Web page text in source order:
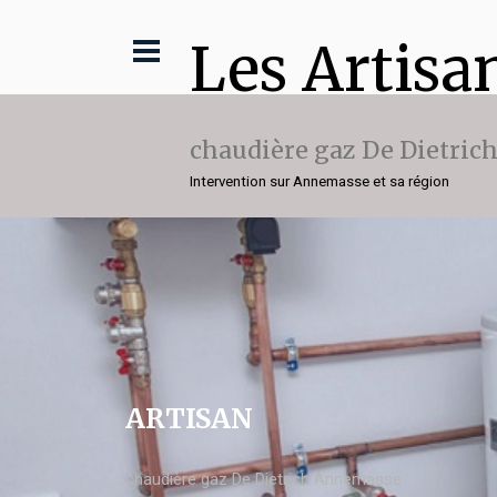
Les
chaudière gaz De Dietrich
Intervention sur Annemasse et sa région
ARTISAN
chaudière gaz De Dietrich Annemasse